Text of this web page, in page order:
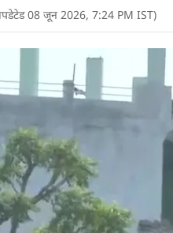
08 जून 2026, 7:24 PM IST)
बहुमंजिला नूरानी
में पहुंची, जब घड़ी में 5
बादलों के पीछे से झांक भी
दिखाई दे रही थी.जयपुर